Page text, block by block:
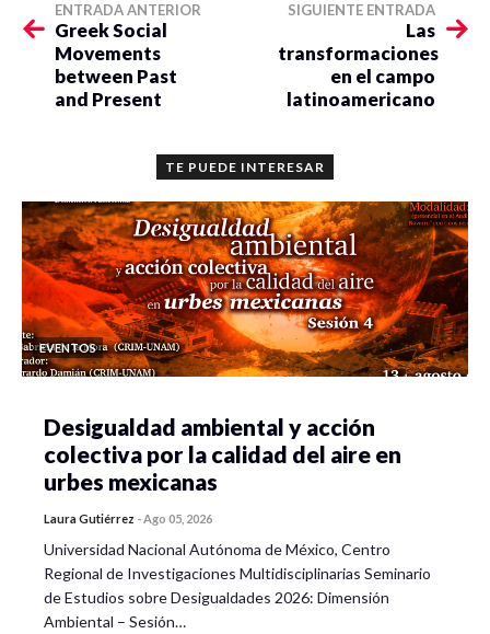
ENTRADA ANTERIOR
Greek Social
Movements
between Past
and Present
SIGUIENTE ENTRADA
Las
transformaciones
en el campo
latinoamericano
TE PUEDE INTERESAR
EVENTOS
Desigualdad ambiental y acción
colectiva por la calidad del aire en
urbes mexicanas
Laura Gutiérrez -Ago 05, 2026
Universidad Nacional Autónoma de México, Centro
Regional de Investigaciones Multidisciplinarias Seminario
de Estudios sobre Desigualdades 2026: Dimensión
Ambiental – Sesión…